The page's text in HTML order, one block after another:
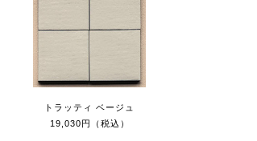
トラッティ ベージュ
19,030円（税込）